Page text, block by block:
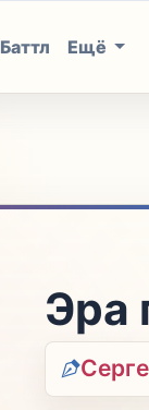
Баттл Ещё
Эра